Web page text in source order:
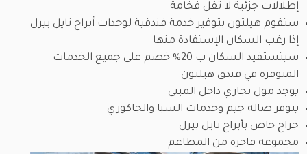
إطلالات جزئية لا تقل فخامة
ستقوم هيلتون بتوفير خدمة فندقية لوحدات أبراج نايل بيرل
إذا رغب السكان الإستفادة منها
سيتستفيد السكان ب 20% خصم على جميع الخدمات
المتوفرة في فندق هيلتون
يوجد مول تجاري داخل المبنى
يتوفر صالة جيم وخدمات السبا والجاكوزي
جراج خاص بأبراج نايل بيرل
مجموعة فاخرة من المطاعم